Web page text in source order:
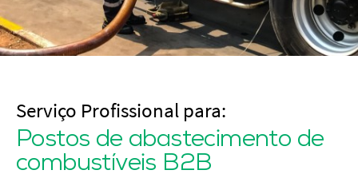
Serviço Profissional para:
Postos de abastecimento de
combustíveis B2B